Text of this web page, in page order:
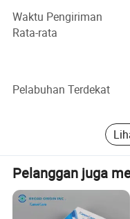
Dengan bantuan dan
Taiwan, dll. Produk-
ISO9001. Kami
negara dan kawasan,
merupakan mitra dari
CARE yang terkenal di
Berdasarkan
kami berharap dengan
hubungan bisnis dan
internasional dengan
dunia.
Waktu Pengiriman
Rata-rata
Pelabuhan Terdekat
Pelanggan juga